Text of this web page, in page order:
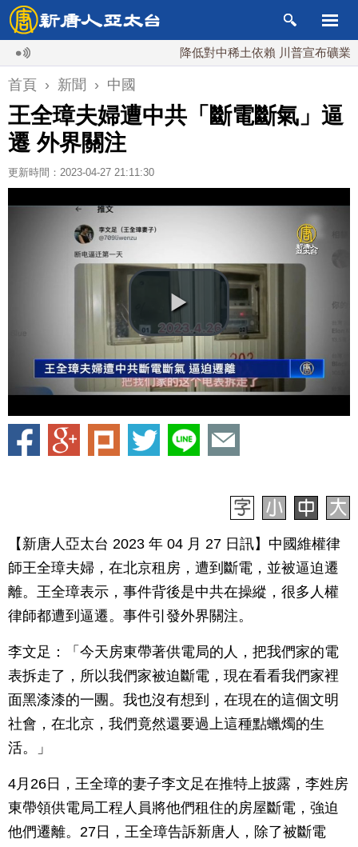
降低對中稀土依賴 川普宣布礦業投資20
首頁 › 新聞 › 中國
王全璋夫婦遭中共「斷電斷氣」逼
遷 外界關注
更新時間：2023-04-27 21:11:30
【新唐人亞太台 2023 年 04 月 27 日訊】中國維權律
師王全璋夫婦，在北京租房，遭到斷電，並被逼迫遷
離。王全璋表示，事件背後是中共在操縱，很多人權
律師都遭到逼遷。事件引發外界關注。
李文足：「今天房東帶著供電局的人，把我們家的電
表拆走了，所以我們家被迫斷電，現在看看我們家裡
面黑漆漆的一團。我也沒有想到，在現在的這個文明
社會，在北京，我們竟然還要過上這種點蠟燭的生
活。」
4月26日，王全璋的妻子李文足在推特上披露，李姓房
東帶領供電局工程人員將他們租住的房屋斷電，強迫
他們遷離。27日，王全璋告訴新唐人，除了被斷電